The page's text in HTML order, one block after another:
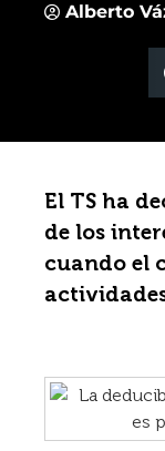
Alberto
El TS ha
de los
cuando el